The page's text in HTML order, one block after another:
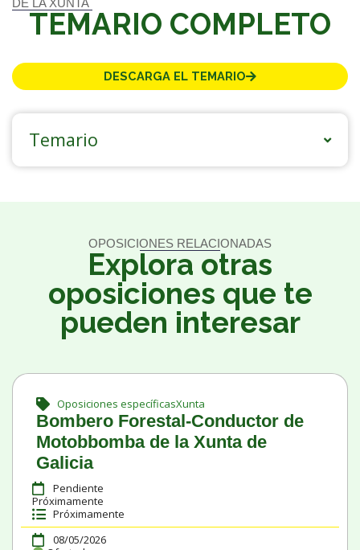
DE LA XUNTA
TEMARIO COMPLETO
DESCARGA EL TEMARIO
Temario
OPOSICIONES RELACIONADAS
Explora otras
oposiciones que te
pueden interesar
Oposiciones específicasXunta
Bombero Forestal-Conductor de
Motobbomba de la Xunta de
Galicia
Pendiente
Próximamente
Próximamente
08/05/2026